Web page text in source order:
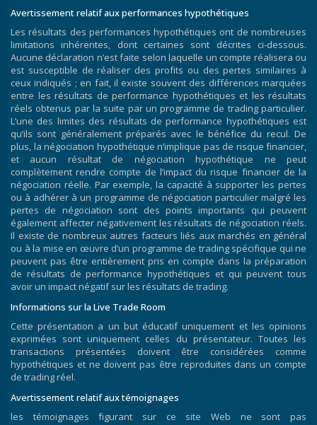
Avertissement relatif aux performances hypothétiques
Les résultats des performances hypothétiques ont de nombreuses
limitations inhérentes, dont certaines sont décrites ci-dessous.
Aucune déclaration n’est faite selon laquelle un compte réalisera ou
est susceptible de réaliser des profits ou des pertes similaires à
ceux indiqués ; en fait, il existe souvent des différences marquées
entre les résultats de performance hypothétiques et les résultats
réels obtenus par la suite par un programme de trading particulier.
L’une des limites des résultats de performance hypothétiques est
qu’ils sont généralement préparés avec le bénéfice du recul. De
plus, la négociation hypothétique n’implique pas de risque financier,
et aucun résultat de négociation hypothétique ne peut
complètement rendre compte de l’impact du risque financier de la
négociation réelle. Par exemple, la capacité à supporter les pertes
ou à adhérer à un programme de négociation particulier malgré les
pertes de négociation sont des points importants qui peuvent
également affecter négativement les résultats de négociation réels.
Il existe de nombreux autres facteurs liés aux marchés en général
ou à la mise en œuvre d’un programme de trading spécifique qui ne
peuvent pas être entièrement pris en compte dans la préparation
de résultats de performance hypothétiques et qui peuvent tous
avoir un impact négatif sur les résultats de trading.
Informations sur la Live Trade Room
Cette présentation a un but éducatif uniquement et les opinions
exprimées sont uniquement celles du présentateur. Toutes les
transactions présentées doivent être considérées comme
hypothétiques et ne doivent pas être reproduites dans un compte
de trading réel.
Avertissement relatif aux témoignages
les témoignages figurant sur ce site Web ne sont pas